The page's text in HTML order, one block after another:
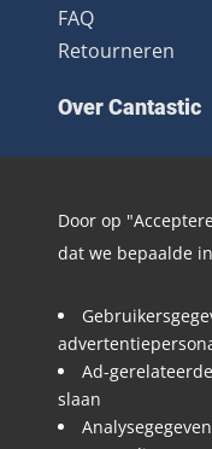
FAQ
Retourneren
Over Cantastic
Over ons
Algemene
Nieuwsbrief
Blog
Volg
Door op
dat we bepaalde
Ad-
slaan